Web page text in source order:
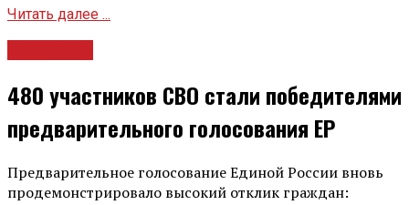
Читать далее ...
480 участников СВО стали победителями
предварительного голосования ЕР
Предварительное голосование Единой России вновь
продемонстрировало высокий отклик граждан: